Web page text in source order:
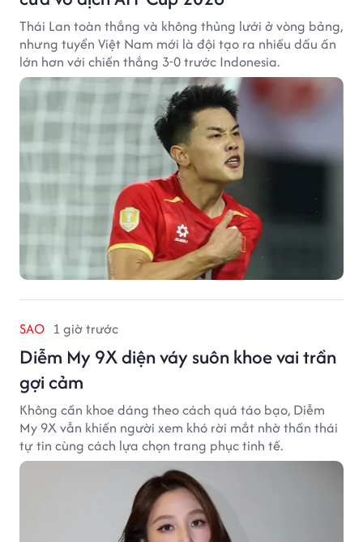
Thái Lan toàn thắng và không thủng lưới ở vòng bảng,
nhưng tuyển Việt Nam mới là đội tạo ra nhiều dấu ấn
lớn hơn với chiến thắng 3-0 trước Indonesia.
SAO 1 giờ trước
Diễm My 9X diện váy suôn khoe vai trần
gợi cảm
Không cần khoe dáng theo cách quá táo bạo, Diễm
My 9X vẫn khiến người xem khó rời mắt nhờ thần thái
tự tin cùng cách lựa chọn trang phục tinh tế.